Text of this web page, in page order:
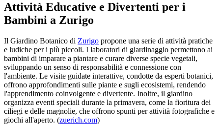
Attività Educative e Divertenti per i
Bambini a Zurigo
Il Giardino Botanico di Zurigo propone una serie di attività pratiche
e ludiche per i più piccoli. I laboratori di giardinaggio permettono ai
bambini di imparare a piantare e curare diverse specie vegetali,
sviluppando un senso di responsabilità e connessione con
l'ambiente. Le visite guidate interattive, condotte da esperti botanici,
offrono approfondimenti sulle piante e sugli ecosistemi, rendendo
l'apprendimento coinvolgente e divertente. Inoltre, il giardino
organizza eventi speciali durante la primavera, come la fioritura dei
ciliegi e delle magnolie, che offrono spunti per attività fotografiche e
giochi all'aperto. (zuerich.com)